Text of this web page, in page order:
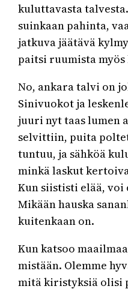
kuluttavasta
suinkaan pahinta,
jatkuva jäätävä
paitsi ruumista
No, ankara talvi on
Sinivuokot ja
juuri nyt taas lumen
selvittiin, puita
tuntuu, ja sähköä
minkä laskut
Kun siististi elää, voi
Mikään hauska
kuitenkaan on.
Kun katsoo
mistään. Olemme
mitä kiristyksiä olisi